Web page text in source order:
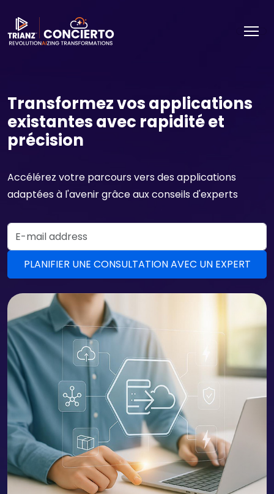
Transformez vos applications
existantes avec rapidité et
précision
Accélérez votre parcours vers des applications
adaptées à l'avenir grâce aux conseils d'experts
PLANIFIER UNE CONSULTATION AVEC UN EXPERT
Email Address